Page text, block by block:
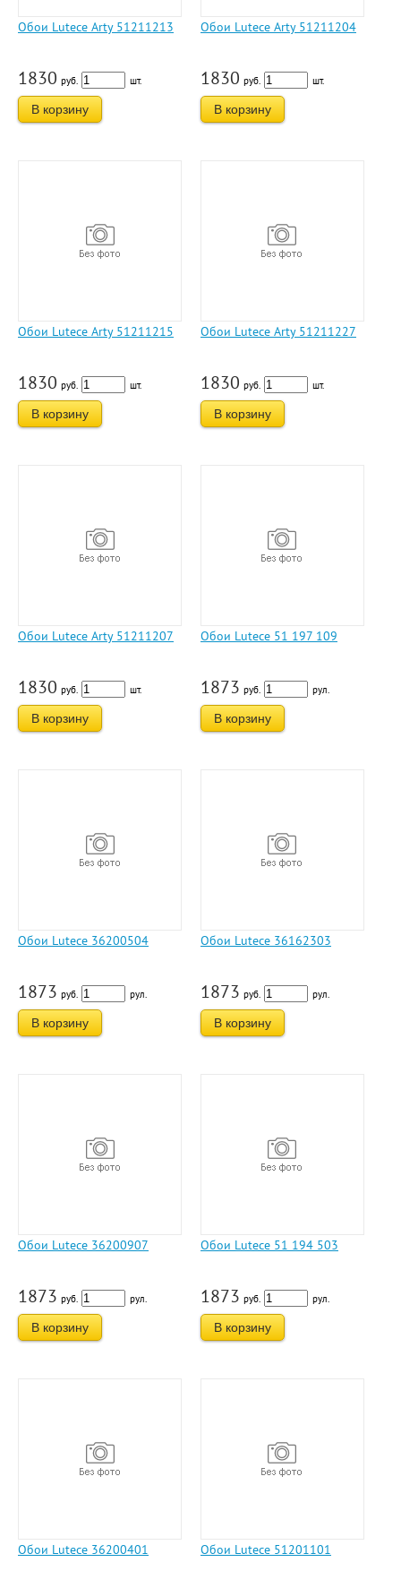
Обои Lutece Arty 51211213
1830 руб. шт.
В корзину
Обои Lutece Arty 51211204
1830 руб. шт.
В корзину
Обои Lutece Arty 51211215
1830 руб. шт.
В корзину
Обои Lutece Arty 51211227
1830 руб. шт.
В корзину
Обои Lutece Arty 51211207
1830 руб. шт.
В корзину
Обои Lutece 51 197 109
1873 руб. рул.
В корзину
Обои Lutece 36200504
1873 руб. рул.
В корзину
Обои Lutece 36162303
1873 руб. рул.
В корзину
Обои Lutece 36200907
1873 руб. рул.
В корзину
Обои Lutece 51 194 503
1873 руб. рул.
В корзину
Обои Lutece 36200401 Обои Lutece 51201101